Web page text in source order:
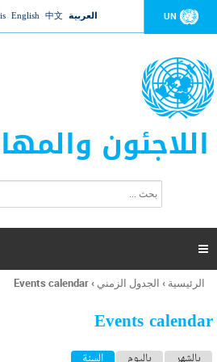
to navigation UN العربية 中文
English
اللاجئون
ت
ر
ل
ح
ب

أنت
هنا
الرئيسية › الجدول الزمني ›
Events calendar
Events calendar